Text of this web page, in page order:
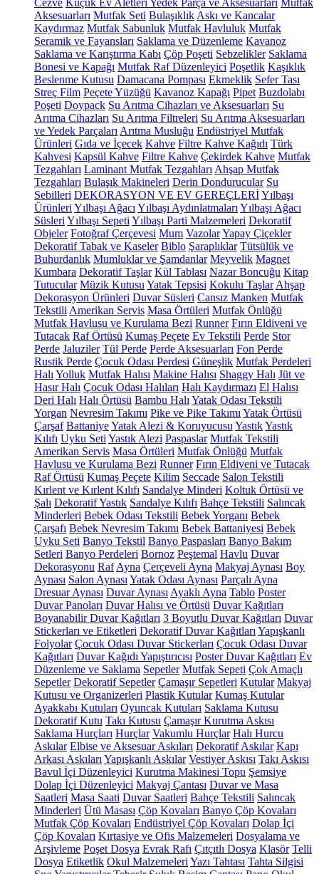
Cezve Küçük Ev Aletleri Yedek Parça ve Aksesuarları Mutfak
Aksesuarları Mutfak Seti Bulaşıklık Askı ve Kancalar
Kaydırmaz Mutfak Sabunluk Mutfak Havluluk Mutfak
Seramik ve Fayansları Saklama ve Düzenleme Kavanoz
Saklama ve Karıştırma Kabı Çöp Poşeti Sebzelikler Saklama
Bonesi ve Kapağı Mutfak Raf Düzenleyici Poşetlik Kaşıklık
Beslenme Kutusu Damacana Pompası Ekmeklik Sefer Tası
Streç Film Peçete Yüzüğü Kavanoz Kapağı Pipet Buzdolabı
Poşeti Doypack Su Arıtma Cihazları ve Aksesuarları Su
Arıtma Cihazları Su Arıtma Filtreleri Su Arıtma Aksesuarları
ve Yedek Parçaları Arıtma Musluğu Endüstriyel Mutfak
Ürünleri Gıda ve İçecek Kahve Filtre Kahve Kağıdı Türk
Kahvesi Kapsül Kahve Filtre Kahve Çekirdek Kahve Mutfak
Tezgahları Laminant Mutfak Tezgahları Ahşap Mutfak
Tezgahları Bulaşık Makineleri Derin Dondurucular Su
Sebilleri DEKORASYON VE EV GEREÇLERİYılbaşı
Ürünleri Yılbaşı Ağacı Yılbaşı Aydınlatmaları Yılbaşı Ağacı
Süsleri Yılbaşı Sepeti Yılbaşı Parti Malzemeleri Dekoratif
Objeler Fotoğraf Çerçevesi Mum VazolarYapay Çiçekler
Dekoratif Tabak ve Kaseler Biblo Şaraplıklar Tütsülük ve
Buhurdanlık Mumluklar ve Şamdanlar Meyvelik Magnet
Kumbara Dekoratif Taşlar Kül Tablası Nazar Boncuğu Kitap
Tutucular Müzik Kutusu Yatak Tepsisi Kokulu Taşlar Ahşap
Dekorasyon Ürünleri Duvar Süsleri Cansız Manken Mutfak
Tekstili Amerikan Servis Masa Örtüleri Mutfak Önlüğü
Mutfak Havlusu ve Kurulama Bezi Runner Fırın Eldiveni ve
Tutacak Raf Örtüsü Kumaş Peçete Ev Tekstili Perde Stor
Perde Jaluziler Tül Perde Perde Aksesuarları Fon Perde
Rustik Perde Çocuk Odası Perdesi Güneşlik Mutfak Perdeleri
Halı Yolluk Mutfak Halısı Makine Halısı Shaggy Halı Jüt ve
Hasır Halı Çocuk Odası Halıları Halı Kaydırmazı El Halısı
Deri Halı Halı Örtüsü Bambu Halı Yatak Odası Tekstili
Yorgan Nevresim Takımı Pike ve Pike Takımı Yatak Örtüsü
Çarşaf BattaniyeYatak Alezi & Koruyucusu YastıkYastık
Kılıfı Uyku Seti Yastık Alezi Paspaslar Mutfak Tekstili
Amerikan Servis Masa Örtüleri Mutfak Önlüğü Mutfak
Havlusu ve Kurulama Bezi Runner Fırın Eldiveni ve Tutacak
Raf Örtüsü Kumaş Peçete Kilim Seccade Salon Tekstili
Kırlent ve Kırlent Kılıfı Sandalye Minderi Koltuk Örtüsü ve
Şalı Dekoratif Yastık Sandalye Kılıfı Bahçe Tekstili Salıncak
Minderleri Bebek Odası Tekstili Bebek Yorganı Bebek
Çarşafı Bebek Nevresim Takımı Bebek Battaniyesi Bebek
Uyku Seti Banyo Tekstil Banyo Paspasları Banyo Bakım
Setleri Banyo Perdeleri Bornoz Peştemal Havlu Duvar
Dekorasyonu Raf Ayna Çerçeveli Ayna Makyaj Aynası Boy
Aynası Salon Aynası Yatak Odası Aynası Parçalı Ayna
Dresuar Aynası Duvar Aynası Ayaklı Ayna Tablo Poster
Duvar Panoları Duvar Halısı ve Örtüsü Duvar Kağıtları
Boyanabilir Duvar Kağıtları 3 Boyutlu Duvar Kağıtları Duvar
Stickerları ve Etiketleri Dekoratif Duvar Kağıtları Yapışkanlı
Folyolar Çocuk Odası Duvar Stickerları Çocuk Odası Duvar
Kağıtları Duvar Kağıdı Yapıştırıcısı Poster Duvar Kağıtları Ev
Düzenleme ve Saklama Sepetler Mutfak Sepeti Çok Amaçlı
Sepetler Dekoratif Sepetler Çamaşır Sepetleri Kutular Makyaj
Kutusu ve Organizerleri Plastik Kutular Kumaş Kutular
Ayakkabı Kutuları Oyuncak Kutuları Saklama Kutusu
Dekoratif Kutu Takı Kutusu Çamaşır Kurutma Askısı
Saklama Hurçları Hurçlar Vakumlu Hurçlar Halı Hurcu
Askılar Elbise ve Aksesuar Askıları Dekoratif Askılar Kapı
Arkası Askıları Yapışkanlı Askılar Vestiyer Askısı Takı Askısı
Bavul İçi Düzenleyici Kurutma Makinesi Topu Şemsiye
Dolap İçi Düzenleyici Makyaj Çantası Duvar ve Masa
Saatleri Masa Saati Duvar Saatleri Bahçe Tekstili Salıncak
Minderleri Ütü Masası Çöp Kovaları Banyo Çöp Kovaları
Mutfak Çöp Kovaları Endüstriyel Çöp Kovaları Dolap İçi
Çöp Kovaları Kırtasiye ve Ofis Malzemeleri Dosyalama ve
Arşivleme Poşet Dosya Evrak Rafı Çıtçıtlı Dosya Klasör Telli
Dosya Etiketlik Okul Malzemeleri Yazı Tahtası Tahta Silgisi